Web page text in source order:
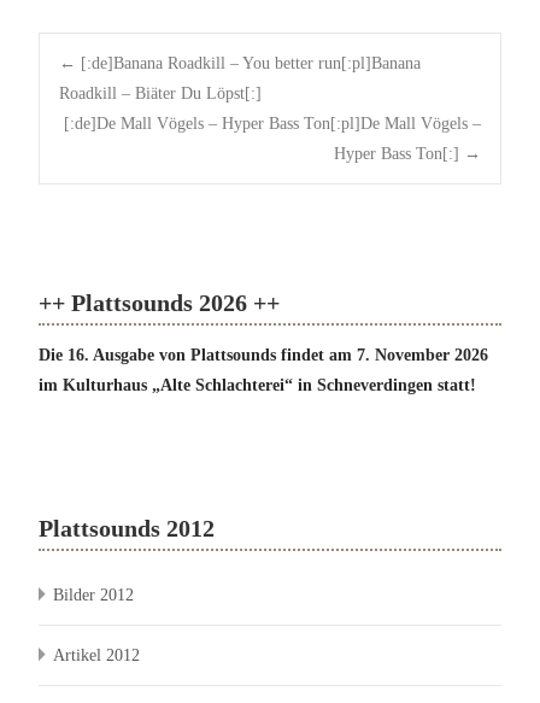
Post
navigation
← [:de]Banana Roadkill – You better run[:pl]Banana
Roadkill – Biäter Du Löpst[:]
[:de]De Mall Vögels – Hyper Bass Ton[:pl]De Mall Vögels –
Hyper Bass Ton[:] →
++ Plattsounds 2026 ++
Die 16. Ausgabe von Plattsounds findet am 7. November 2026
im Kulturhaus „Alte Schlachterei“ in Schneverdingen statt!
Plattsounds 2012
Bilder 2012
Artikel 2012